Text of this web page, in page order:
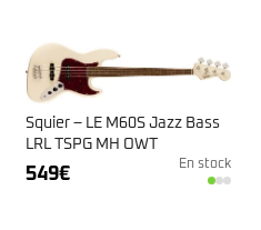
Squier – LE M60S Jazz Bass
LRL TSPG MH OWT
549€ En stock